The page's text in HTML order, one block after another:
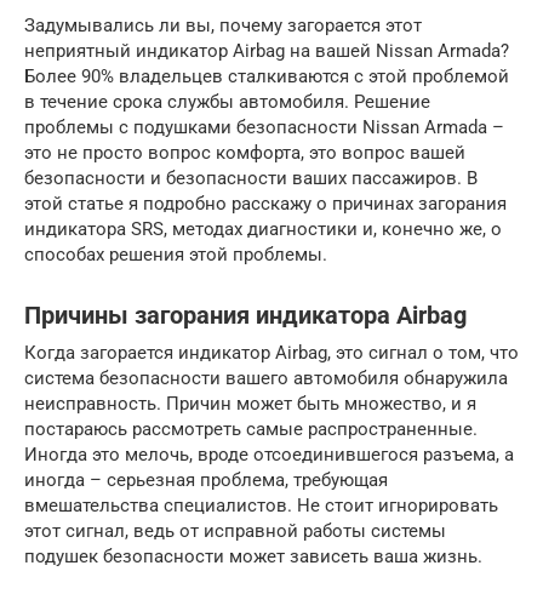
Задумывались ли вы, почему загорается этот
неприятный индикатор Airbag на вашей Nissan Armada?
Более 90% владельцев сталкиваются с этой проблемой
в течение срока службы автомобиля. Решение
проблемы с подушками безопасности Nissan Armada –
это не просто вопрос комфорта, это вопрос вашей
безопасности и безопасности ваших пассажиров. В
этой статье я подробно расскажу о причинах загорания
индикатора SRS, методах диагностики и, конечно же, о
способах решения этой проблемы.
Причины загорания индикатора Airbag
Когда загорается индикатор Airbag, это сигнал о том, что
система безопасности вашего автомобиля обнаружила
неисправность. Причин может быть множество, и я
постараюсь рассмотреть самые распространенные.
Иногда это мелочь, вроде отсоединившегося разъема, а
иногда – серьезная проблема, требующая
вмешательства специалистов. Не стоит игнорировать
этот сигнал, ведь от исправной работы системы
подушек безопасности может зависеть ваша жизнь.